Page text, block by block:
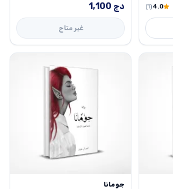
4.0
(1)
1,100 دج
غير متاح
جومانا